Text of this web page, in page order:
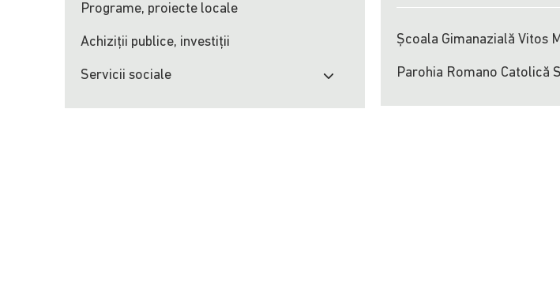
Programe, proiecte locale
Achiziţii publice, investiţii
Servicii sociale
Școala Gimanazială Vitos
Parohia Romano Catolică